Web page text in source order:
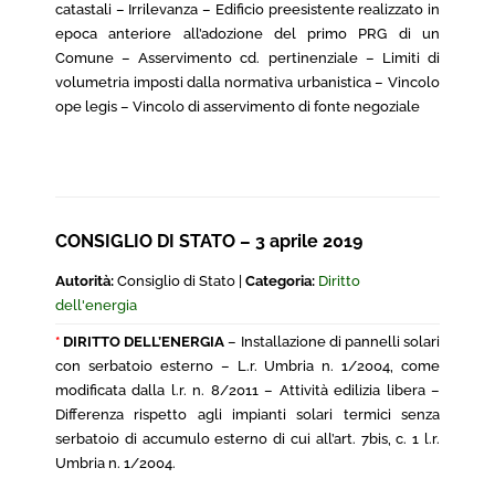
catastali – Irrilevanza – Edificio preesistente realizzato in
epoca anteriore all’adozione del primo PRG di un
Comune – Asservimento cd. pertinenziale – Limiti di
volumetria imposti dalla normativa urbanistica – Vincolo
ope legis – Vincolo di asservimento di fonte negoziale
CONSIGLIO DI STATO – 3 aprile 2019
Autorità: Consiglio di Stato | Categoria: Diritto
dell'energia
* DIRITTO DELL’ENERGIA – Installazione di pannelli solari
con serbatoio esterno – L.r. Umbria n. 1/2004, come
modificata dalla l.r. n. 8/2011 – Attività edilizia libera –
Differenza rispetto agli impianti solari termici senza
serbatoio di accumulo esterno di cui all’art. 7bis, c. 1 l.r.
Umbria n. 1/2004.